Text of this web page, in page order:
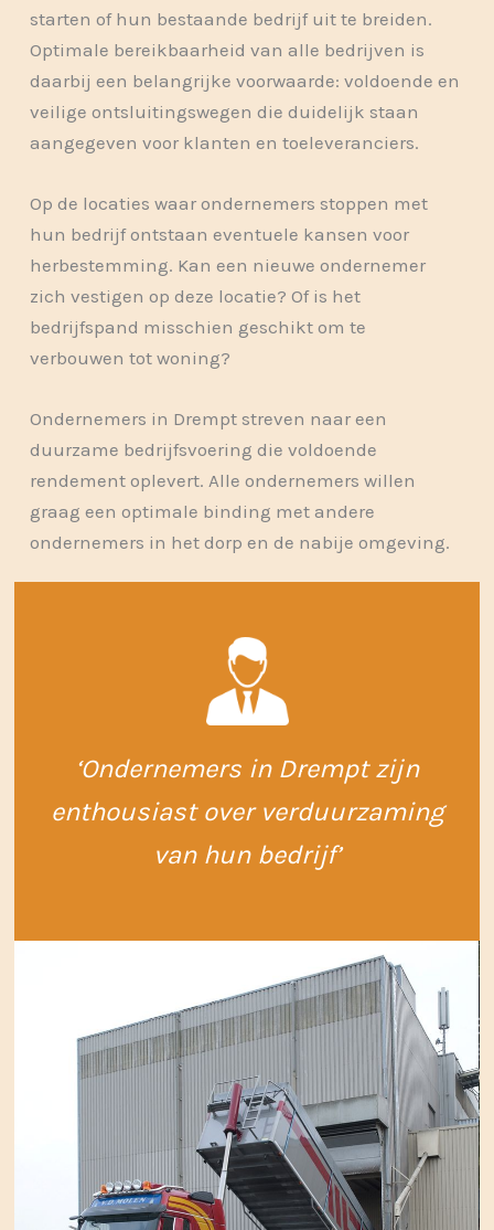
starten of hun bestaande bedrijf uit te breiden.
Optimale bereikbaarheid van alle bedrijven is
daarbij een belangrijke voorwaarde: voldoende en
veilige ontsluitingswegen die duidelijk staan
aangegeven voor klanten en toeleveranciers.
Op de locaties waar ondernemers stoppen met
hun bedrijf ontstaan eventuele kansen voor
herbestemming. Kan een nieuwe ondernemer
zich vestigen op deze locatie? Of is het
bedrijfspand misschien geschikt om te
verbouwen tot woning?
Ondernemers in Drempt streven naar een
duurzame bedrijfsvoering die voldoende
rendement oplevert. Alle ondernemers willen
graag een optimale binding met andere
ondernemers in het dorp en de nabije omgeving.
‘Ondernemers in Drempt zijn
enthousiast over verduurzaming
van hun bedrijf’